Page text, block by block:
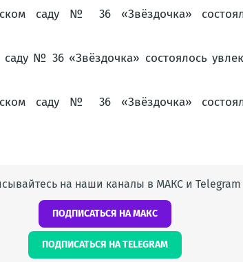
на наши каналы в МАКС и Telegram
ПОДПИСАТЬСЯ НА МАКС
ПОДПИСАТЬСЯ НА TELEGRAM